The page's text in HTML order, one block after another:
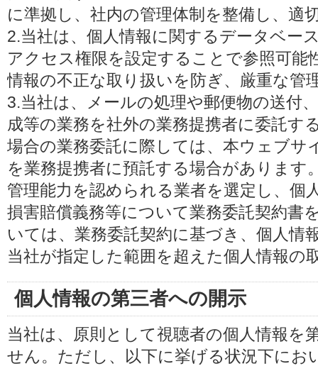
に準拠し、社内の管理体制を整備し、適
2.当社は、個人情報に関するデータベー
アクセス権限を設定することで参照可能
情報の不正な取り扱いを防ぎ、厳重な管
3.当社は、メールの処理や郵便物の送付
成等の業務を社外の業務提携者に委託す
場合の業務委託に際しては、本ウェブサ
を業務提携者に預託する場合があります
管理能力を認められる業者を選定し、個
損害賠償義務等について業務委託契約書
いては、業務委託契約に基づき、個人情
当社が指定した範囲を超えた個人情報の
個人情報の第三者への開示
当社は、原則として視聴者の個人情報を
せん。ただし、以下に挙げる状況下にお